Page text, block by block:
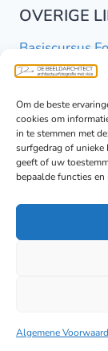
Om de beste
cookies om
in te stemmen met
surfgedrag of unieke
geeft of uw
bepaalde functies
Algemene
OVERIGE
Basiscursus
Minishoots
Persoonlijk
BERICHTEN
Blog
© 2008 -